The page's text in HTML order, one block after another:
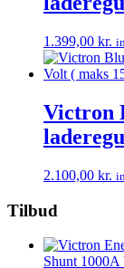
1.399,00 kr.
Victron
2.100,00 kr.
Tilbud
Shunt